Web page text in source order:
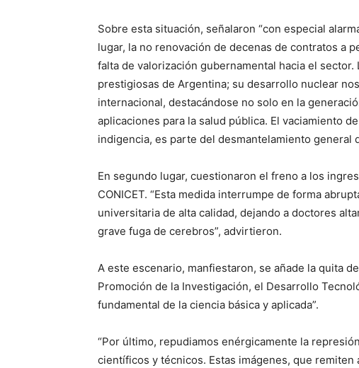
Sobre esta situación, señalaron “con especial
lugar, la no renovación de decenas de contratos a
falta de valorización gubernamental hacia el sector.
prestigiosas de Argentina; su desarrollo nuclear
internacional, destacándose no solo en la
aplicaciones para la salud pública. El vaciamiento
indigencia, es parte del desmantelamiento general
En segundo lugar, cuestionaron el freno a los
CONICET. “Esta medida interrumpe de forma
universitaria de alta calidad, dejando a doctores
grave fuga de cerebros”, advirtieron.
A este escenario, manfiestaron, se añade la quita
Promoción de la Investigación, el Desarrollo
fundamental de la ciencia básica y aplicada”.
“Por último, repudiamos enérgicamente la
científicos y técnicos. Estas imágenes, que